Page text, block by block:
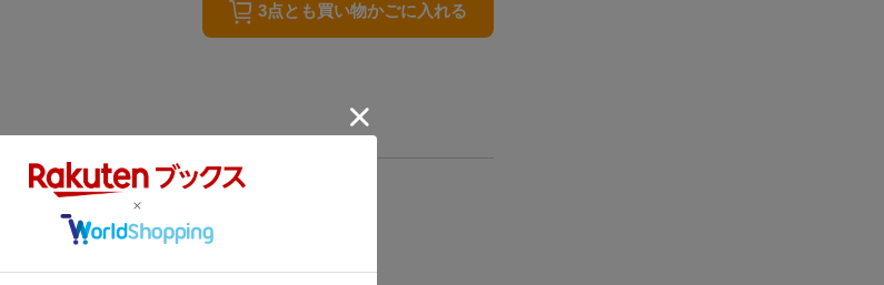
3点とも買い物かごに入れる
せていただきます。